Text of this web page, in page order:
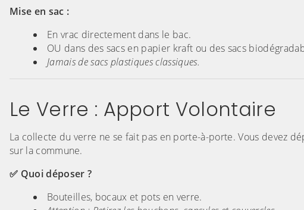
Mise en sac :
En vrac directement dans le bac.
OU dans des sacs en papier kraft ou des sacs
Jamais de sacs plastiques classiques.
Le Verre : Apport Volontaire
La collecte du verre ne se fait pas en porte-à-porte. Vous devez
sur la commune.
✅ Quoi déposer ?
Bouteilles, bocaux et pots en verre.